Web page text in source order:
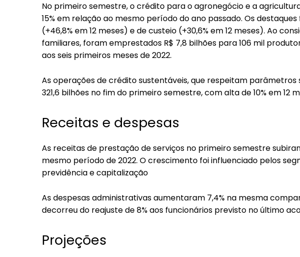
No primeiro semestre, o crédito para o agronegócio e a
15% em relação ao mesmo período do ano passado. Os
(+46,8% em 12 meses) e de custeio (+30,6% em 12 meses). Ao
familiares, foram emprestados R$ 7,8 bilhões para 106 mil
aos seis primeiros meses de 2022.
As operações de crédito sustentáveis, que respeitam parâmetros
321,6 bilhões no fim do primeiro semestre, com alta de 10% em 12
Receitas e despesas
As receitas de prestação de serviços no primeiro semestre
mesmo período de 2022. O crescimento foi influenciado pelos
previdência e capitalização
As despesas administrativas aumentaram 7,4% na mesma
decorreu do reajuste de 8% aos funcionários previsto no último
Projeções